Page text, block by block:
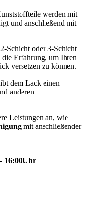
werden mit
und anschließend mit
Schicht oder 3-Schicht
die Erfahrung, um Ihren
versetzen zu können.
dem Lack einen
anderen
Leistungen an, wie
mit anschließender
16:00Uhr